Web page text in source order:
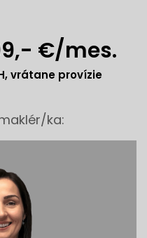
€/mes.
vrátane provízie
ka: